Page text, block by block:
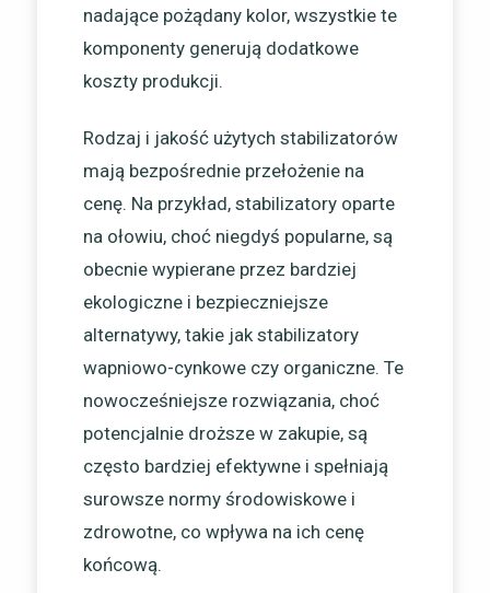
nadające pożądany kolor, wszystkie te
komponenty generują dodatkowe
koszty produkcji.
Rodzaj i jakość użytych stabilizatorów
mają bezpośrednie przełożenie na
cenę. Na przykład, stabilizatory oparte
na ołowiu, choć niegdyś popularne, są
obecnie wypierane przez bardziej
ekologiczne i bezpieczniejsze
alternatywy, takie jak stabilizatory
wapniowo-cynkowe czy organiczne. Te
nowocześniejsze rozwiązania, choć
potencjalnie droższe w zakupie, są
często bardziej efektywne i spełniają
surowsze normy środowiskowe i
zdrowotne, co wpływa na ich cenę
końcową.